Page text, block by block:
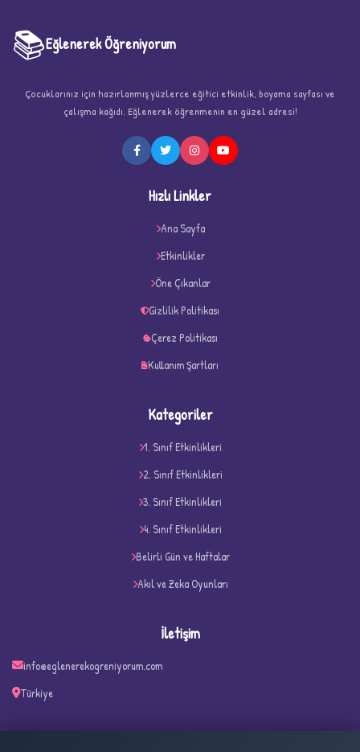
D
📚Eğlenerek Öğreniyorum
Çocuklarınız için hazırlanmış yüzlerce eğitici etkinlik, boyama sayfası ve
çalışma kağıdı. Eğlenerek öğrenmenin en güzel adresi!
Hızlı Linkler
Ana Sayfa
Etkinlikler
Öne Çıkanlar
Gizlilik Politikası
Çerez Politikası
Kullanım Şartları
Kategoriler
1. Sınıf Etkinlikleri
2. Sınıf Etkinlikleri
3. Sınıf Etkinlikleri
4. Sınıf Etkinlikleri
Belirli Gün ve Haftalar
Akıl ve Zeka Oyunları
İletişim
info@eglenerekogreniyorum.com
Türkiye